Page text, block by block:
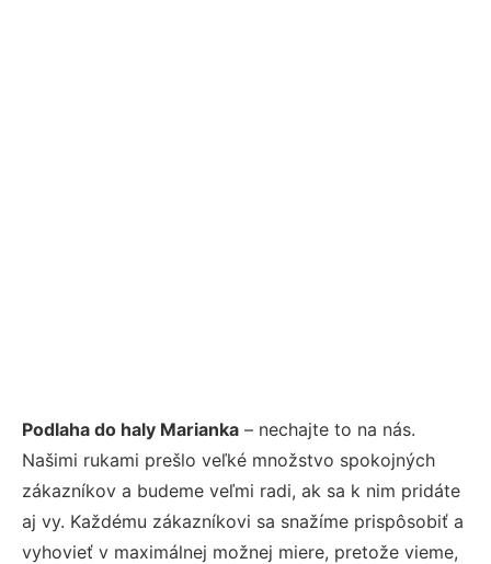
Podlaha do haly Marianka – nechajte to na nás.
Našimi rukami prešlo veľké množstvo spokojných
zákazníkov a budeme veľmi radi, ak sa k nim pridáte
aj vy. Každému zákazníkovi sa snažíme prispôsobiť a
vyhovieť v maximálnej možnej miere, pretože vieme,